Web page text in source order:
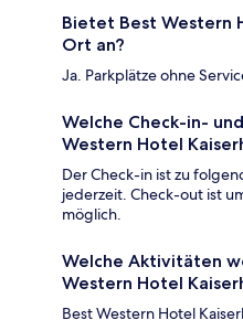
Bietet Best Western
Ort an?
Ja. Parkplätze ohne
Welche Check-in-
Western Hotel
Der Check-in ist zu
jederzeit. Check-out ist
möglich.
Welche Aktivitäten
Western Hotel
Best Western Hotel